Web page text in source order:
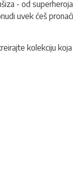
- od
uvek ćeš
kolekciju